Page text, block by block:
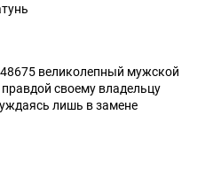
великолепный мужской
своему владельцу
лишь в замене